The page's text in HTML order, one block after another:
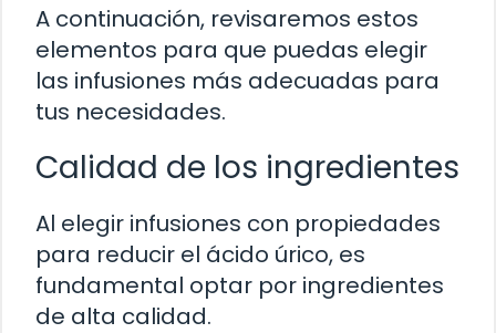
A continuación, revisaremos estos
elementos para que puedas elegir
las infusiones más adecuadas para
tus necesidades.
Calidad de los ingredientes
Al elegir infusiones con propiedades
para reducir el ácido úrico, es
fundamental optar por ingredientes
de alta calidad.